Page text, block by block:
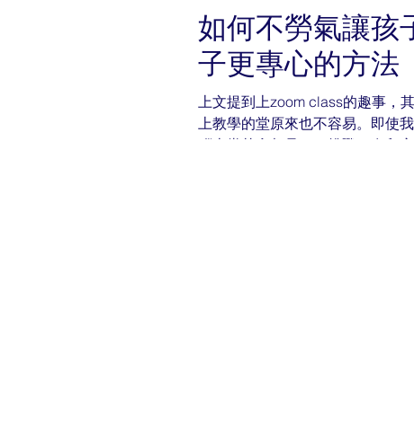
如何不勞氣讓孩子專
子更專心的方法
上文提到上zoom class的趣事，
上教學的堂原來也不容易。即使
腦上堂其實都是一項挑戰。在兒